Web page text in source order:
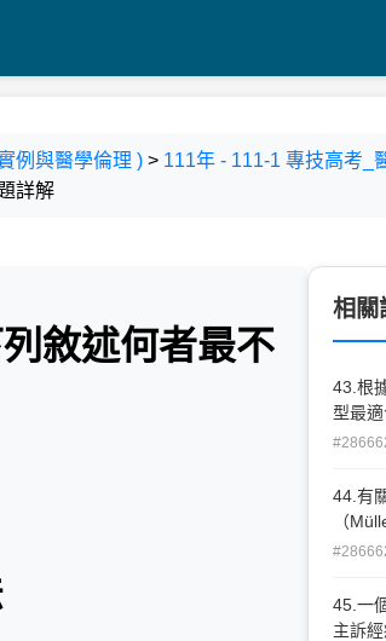
例與醫學倫理 ) > 111年 - 111-1 專技高考_
詳解
敘述何者最不
相關
43.根
型最適合
44.有
（
最不適當？ (A)約占原發
第二
（
45.一
主訴